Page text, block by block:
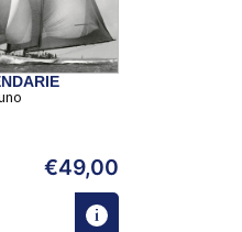
€49,00